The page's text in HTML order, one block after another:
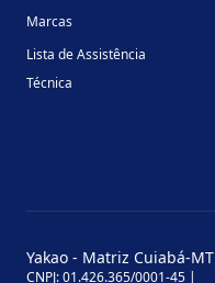
Marcas
Lista de Assistência
Técnica
Yakao - Matriz Cuiabá-MT
CNPJ: 01.426.365/0001-45 |